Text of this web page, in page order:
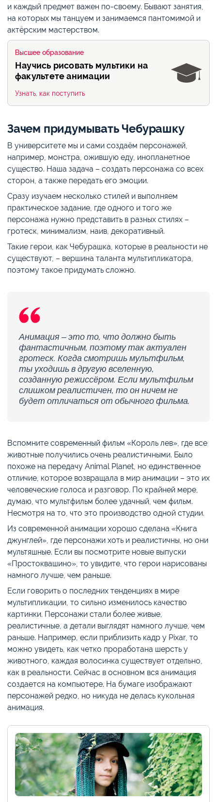
и каждый предмет важен по-своему. Бывают занятия,
на которых мы танцуем и занимаемся пантомимой и
актёрским мастерством.
Высшее образование
Научись рисовать мультики на
факультете анимации
Узнать, как поступить
Зачем придумывать Чебурашку
В университете мы и сами создаём персонажей,
например, монстра, ожившую еду, инопланетное
существо. Наша задача – создать персонажа со всех
сторон, а также передать его эмоции.
Сразу изучаем несколько стилей и выполняем
практическое задание, где одного и того же
персонажа нужно представить в разных стилях –
гротеск, минимализм, наив, декоративный.
Такие герои, как Чебурашка, которые в реальности не
существуют, – вершина таланта мультипликатора,
поэтому такое придумать сложно.
Анимация – это то, что должно быть
фантастичным, поэтому так актуален
гротеск. Когда смотришь мультфильм,
ты уходишь в другую вселенную,
созданную режиссёром. Если мультфильм
слишком реалистичен, то он ничем не
будет отличаться от обычного фильма.
Вспомните современный фильм «Король лев», где все
животные получились очень реалистичными. Было
похоже на передачу Animal Planet, но единственное
отличие, которое возвращала в мир анимации – это их
человеческие голоса и разговор. По крайней мере,
думаю, что мультфильм более удачный, чем фильм.
Несмотря на то, что это производство одной студии.
Из современной анимации хорошо сделана «Книга
джунглей», где персонажи хоть и реалистичны, но они
мультяшные. Если вы посмотрите новые выпуски
«Простоквашино», то увидите, что герои нарисованы
намного лучше, чем раньше.
Если говорить о последних тенденциях в мире
мультипликации, то сильно изменилось качество
картинки. Персонажи стали более живые,
реалистичные, а детали выглядят намного лучше, чем
раньше. Например, если приблизить кадр у Pixar, то
можно увидеть, как четко проработана шерсть у
животного, каждая волосинка существует отдельно,
как в реальности. Сейчас в основном вся анимация
создается на компьютере. На бумаге изображают
персонажей редко, но никуда не делась кукольная
анимация.